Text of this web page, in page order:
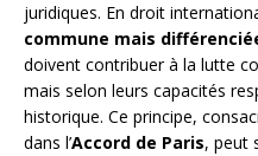
juridiques. En droit
commune mais
doivent contribuer à la lutte
mais selon leurs capacités
historique. Ce principe,
dans l’Accord de Paris, peut